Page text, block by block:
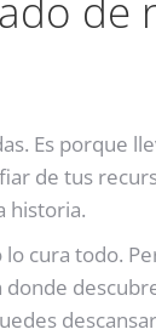
de
Es porque
de tus
historia.
cura todo.